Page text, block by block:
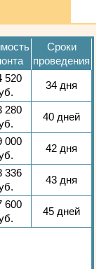
Сроки
проведения
520
34 дня
280
40 дней
000
42 дня
336
43 дня
600
45 дней